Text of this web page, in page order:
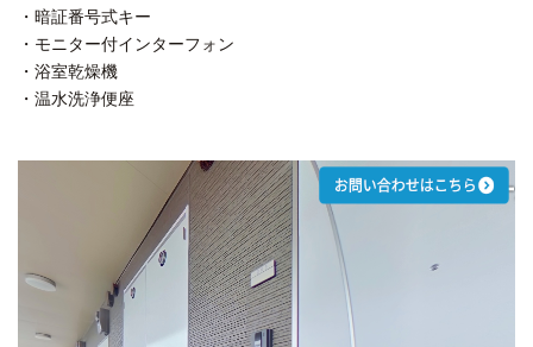
・暗証番号式キー
・モニター付インターフォン
・浴室乾燥機
・温水洗浄便座